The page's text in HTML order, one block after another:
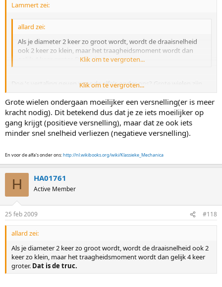
Lammert zei:
allard zei:
Als je diameter 2 keer zo groot wordt, wordt de draaisnelheid
ook 2 keer zo klein, maar het traagheidsmoment wordt dan
gelijk 4 keer groter. Dat is de truc.
Klik om te vergroten...
Doe 's vertaling geven voor de alfa's onder ons? Grote wielen zijn
dus... sneller, maar moeilijker op snelheid te krijgen?
Klik om te vergroten...
Grote wielen ondergaan moeilijker een versnelling(er is meer
kracht nodig). Dit betekend dus dat je ze iets moeilijker op
gang krijgt (positieve versnelling), maar dat ze ook iets
minder snel snelheid verliezen (negatieve versnelling).
En voor de alfa's onder ons:http://nl.wikibooks.org/wiki/Klassieke_Mechanica
H HA01761
Active Member
25 feb 2009 #118
allard zei:
Als je diameter 2 keer zo groot wordt, wordt de draaisnelheid ook 2
keer zo klein, maar het traagheidsmoment wordt dan gelijk 4 keer
groter. Dat is de truc.